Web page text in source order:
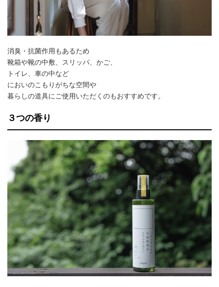
消臭・抗菌作用もあるため
靴箱や靴の中敷、スリッパ、かご、
トイレ、車の中など
においのこもりがちな空間や
暮らしの道具にご使用いただくのもおすすめです。
３つの香り